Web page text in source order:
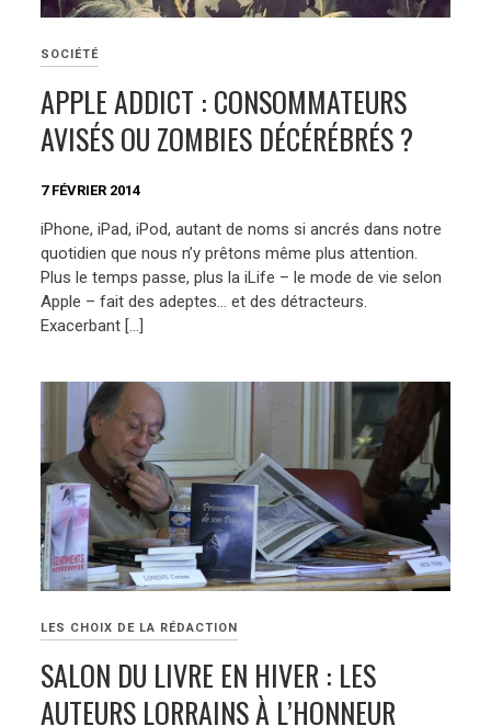
SOCIÉTÉ
APPLE ADDICT : CONSOMMATEURS
AVISÉS OU ZOMBIES DÉCÉRÉBRÉS ?
7 FÉVRIER 2014
iPhone, iPad, iPod, autant de noms si ancrés dans notre
quotidien que nous n’y prêtons même plus attention.
Plus le temps passe, plus la iLife – le mode de vie selon
Apple – fait des adeptes… et des détracteurs.
Exacerbant […]
LES CHOIX DE LA RÉDACTION
SALON DU LIVRE EN HIVER : LES
AUTEURS LORRAINS À L’HONNEUR